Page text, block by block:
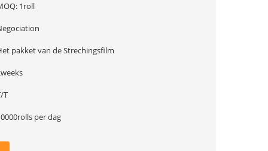
1roll
pakket van de Strechingsfilm
T
per dag